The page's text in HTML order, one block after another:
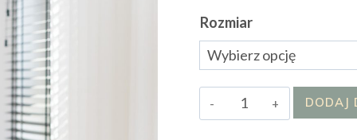
Rozmiar
ilość
Sukienka
DODAJ